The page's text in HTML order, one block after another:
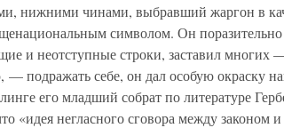
нижними чинами, выбравший жаргон в
символом. Он
и неотступные строки, заставил многих
— подражать себе, он дал особую окраску
его младший собрат по литературе
«идея негласного сговора между законом